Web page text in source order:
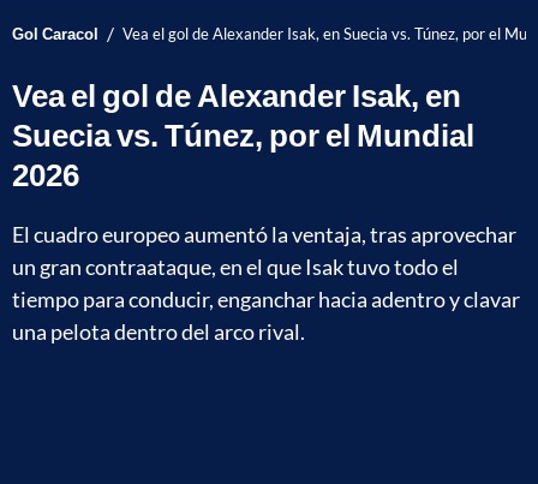
Gol Caracol / Vea el gol de Alexander Isak, en Suecia vs. Túnez, por el
Vea el gol de Alexander Isak, en
Suecia vs. Túnez, por el Mundial
2026
El cuadro europeo aumentó la ventaja, tras aprovechar
un gran contraataque, en el que Isak tuvo todo el
tiempo para conducir, enganchar hacia adentro y clavar
una pelota dentro del arco rival.